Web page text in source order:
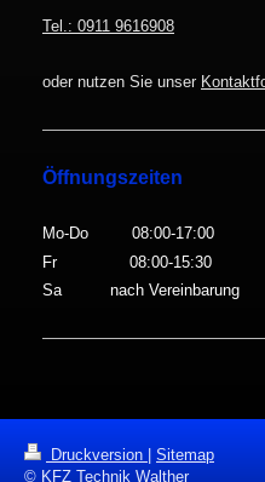
Tel.: 0911 9616908
oder nutzen Sie unser
Öffnungszeiten
Mo-Do 08:00-17:00
Fr 08:00-15:30
Sa nach Vereinbarung
Druckversion
Sitemap
© KFZ Technik Walther